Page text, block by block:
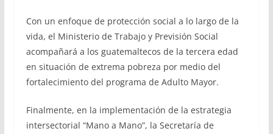
Con un enfoque de protección social a lo largo de la
vida, el Ministerio de Trabajo y Previsión Social
acompañará a los guatemaltecos de la tercera edad
en situación de extrema pobreza por medio del
fortalecimiento del programa de Adulto Mayor.
Finalmente, en la implementación de la estrategia
intersectorial “Mano a Mano”, la Secretaría de